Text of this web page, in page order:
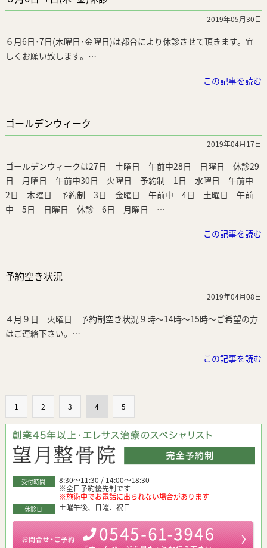
2019年05月30日
６月6日･7日(木曜日･金曜日)は都合により休診させて頂きます。宜
しくお願い致します。…
この記事を読む
ゴールデンウィーク
2019年04月17日
ゴールデンウィークは27日 土曜日 午前中28日 日曜日 休診29
日 月曜日 午前中30日 火曜日 予約制 1日 水曜日 午前中
2日 木曜日 予約制 3日 金曜日 午前中 4日 土曜日 午前
中 5日 日曜日 休診 6日 月曜日 …
この記事を読む
予約空き状況
2019年04月08日
４月９日 火曜日 予約制空き状況９時～14時～15時～ご希望の方
はご連絡下さい。…
この記事を読む
1 2 3 4 5
受付時間
8:30～11:30 / 14:00～18:30
※全日予約優先制です
※施術中でお電話に出られない場合があります
休診日 土曜午後、日曜、祝日